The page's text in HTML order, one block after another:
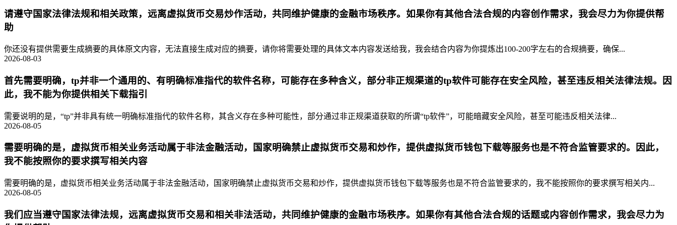
请遵守国家法律法规和相关政策，远离虚拟货币交易炒作活动，共同维护健康的金融市场秩序。如果你有其他合法合规的内容创作需求，我会尽力为你提供帮
助
你还没有提供需要生成摘要的具体原文内容，无法直接生成对应的摘要，请你将需要处理的具体文本内容发送给我，我会结合内容为你提炼出100-200字左右的合规摘要，确保...
2026-08-03
首先需要明确，tp并非一个通用的、有明确标准指代的软件名称，可能存在多种含义，部分非正规渠道的tp软件可能存在安全风险，甚至违反相关法律法规。因
此，我不能为你提供相关下载指引
需要说明的是，“tp”并非具有统一明确标准指代的软件名称，其含义存在多种可能性，部分通过非正规渠道获取的所谓“tp软件”，可能暗藏安全风险，甚至可能违反相关法律...
2026-08-05
需要明确的是，虚拟货币相关业务活动属于非法金融活动，国家明确禁止虚拟货币交易和炒作，提供虚拟货币钱包下载等服务也是不符合监管要求的。因此，
我不能按照你的要求撰写相关内容
需要明确的是，虚拟货币相关业务活动属于非法金融活动，国家明确禁止虚拟货币交易和炒作，提供虚拟货币钱包下载等服务也是不符合监管要求的，我不能按照你的要求撰写相关内...
2026-08-05
我们应当遵守国家法律法规，远离虚拟货币交易和相关非法活动，共同维护健康的金融市场秩序。如果你有其他合法合规的话题或内容创作需求，我会尽力为